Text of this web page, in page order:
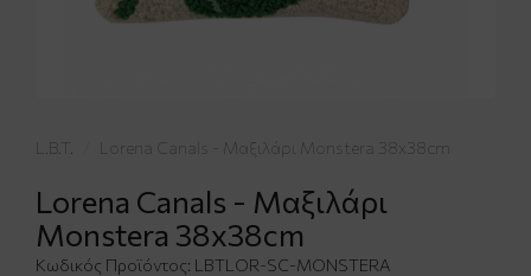
L.B.T. Lorena Canals - Μαξιλάρι Monstera 38x38cm
Lorena Canals - Μαξιλάρι
Monstera 38x38cm
Κωδικός Προϊόντος: LBTLOR-SC-MONSTERA